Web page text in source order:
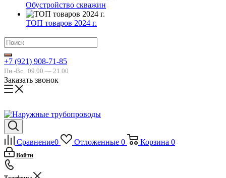
Обустройство скважин
ТОП товаров 2024 г.
+7 (921) 908-71-85
Пн.-Вс. 09.00 — 21.00
Заказать звонок
Сравнение0 Отложенные 0 Корзина 0
Войти